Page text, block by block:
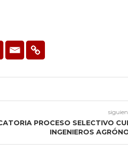
PROCESO SELECTIVO
INGENIEROS